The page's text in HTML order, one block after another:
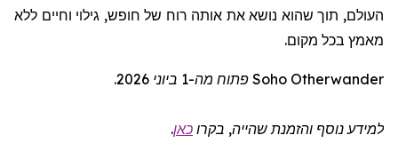
העולם, תוך שהוא נושא את אותה רוח של חופש, גילוי וחיים ללא
מאמץ בכל מקום.
Otherwander
Soho פתוח מה-1 ביוני 2026.
למידע נוסף והזמנת שהייה, בקרו כאן.